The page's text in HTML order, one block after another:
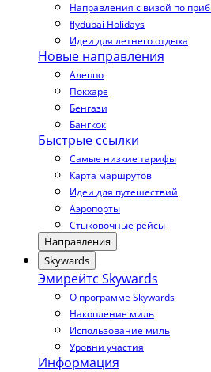
Направления с визой по
flydubai Holidays
Идеи для летнего отдыха
Новые направления
Алеппо
Покхаре
Бенгази
Бангкок
Быстрые ссылки
Самые низкие тарифы
Карта маршрутов
Идеи для путешествий
Аэропорты
Стыковочные рейсы
Направления
Skywards
Эмирейтс Skywards
О программе Skywards
Накопление миль
Использование миль
Уровни участия
Информация